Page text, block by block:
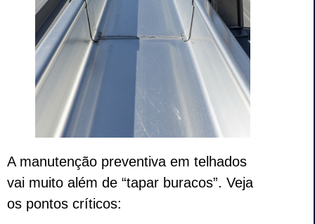
A manutenção preventiva em telhados
vai muito além de “tapar buracos”. Veja
os pontos críticos: